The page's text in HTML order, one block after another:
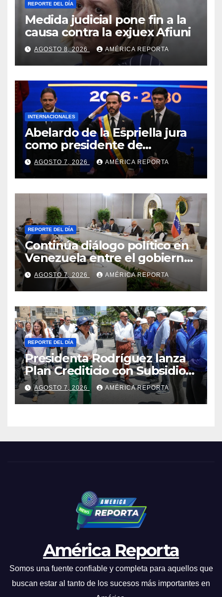
REPORTE DEL DÍA
Medida judicial pone fin a la
causa contra la exjuex Afiuni
AGOSTO 8, 2026 AMÉRICA REPORTA
INTERNACIONALES
Abelardo de la Espriella jura
como presidente de
Colombia para el periodo
2026-2030
AGOSTO 7, 2026 AMÉRICA REPORTA
REPORTE DEL DÍA
Continúa diálogo político en
Venezuela entre el gobierno
y la oposición
AGOSTO 7, 2026 AMÉRICA REPORTA
REPORTE DEL DÍA
Presidenta Rodríguez lanza
Plan Crediticio con Subsidio
Directo en encuentro con
Juntas de Condominio
AGOSTO 7, 2026 AMÉRICA REPORTA
América Reporta
Somos una fuente confiable y completa para aquellos que
buscan estar al tanto de los sucesos más importantes en